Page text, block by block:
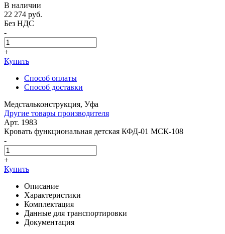
В наличии
22 274 руб.
Без НДС
-
+
Купить
Способ оплаты
Способ доставки
Медстальконструкция, Уфа
Другие товары производителя
Арт. 1983
Кровать функциональная детская КФД-01 МСК-108
-
+
Купить
Описание
Характеристики
Комплектация
Данные для транспортировки
Документация